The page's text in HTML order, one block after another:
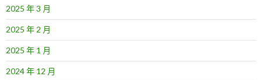
2025 年 3 月
2025 年 2 月
2025 年 1 月
2024 年 12 月